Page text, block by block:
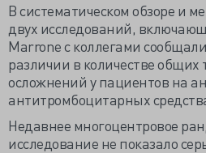
В систематическом обзоре и
двух исследований,
Marrone с коллегами
различии в количестве общих
осложнений у пациентов на
антитромбоцитарных
Недавнее многоцентровое
исследование не показало